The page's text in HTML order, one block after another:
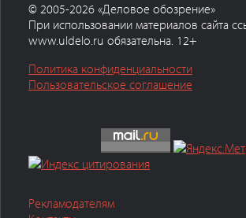
© 2005-2026 «Деловое обозрение»
При использовании материалов сайта
www.uldelo.ru обязательна. 12+
Политика конфиденциальности
Пользовательское соглашение
Рекламодателям